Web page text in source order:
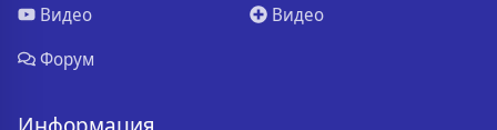
Видео
Форум
Видео